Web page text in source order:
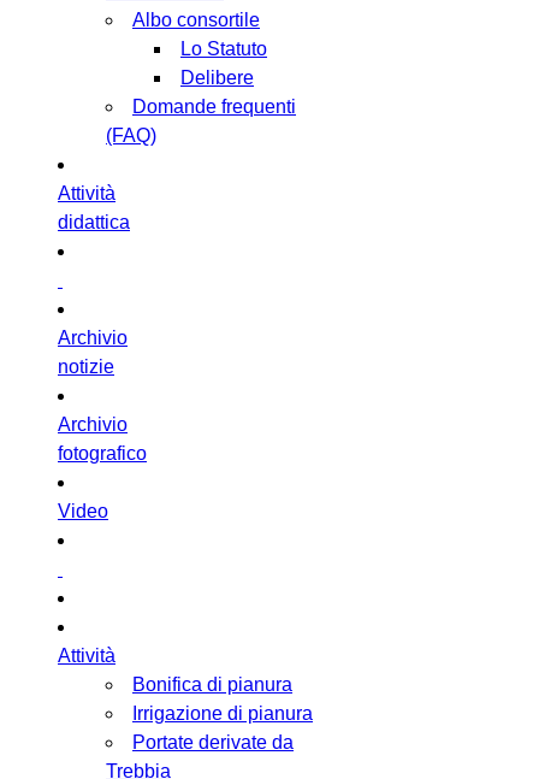
Albo consortile
Lo Statuto
Delibere
Domande frequenti
(FAQ)
Attività
didattica
Archivio
notizie
Archivio
fotografico
Video
Attività
Bonifica di pianura
Irrigazione di pianura
Portate derivate da
Trebbia